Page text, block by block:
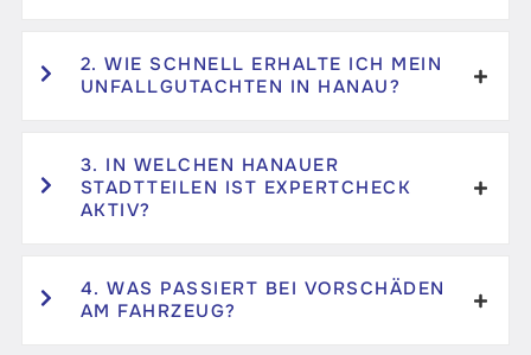
2. WIE SCHNELL ERHALTE ICH MEIN
UNFALLGUTACHTEN IN HANAU?
3. IN WELCHEN HANAUER
STADTTEILEN IST EXPERTCHECK
AKTIV?
4. WAS PASSIERT BEI VORSCHÄDEN
AM FAHRZEUG?